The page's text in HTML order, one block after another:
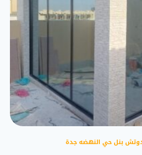
بنل حي النهضه جدة